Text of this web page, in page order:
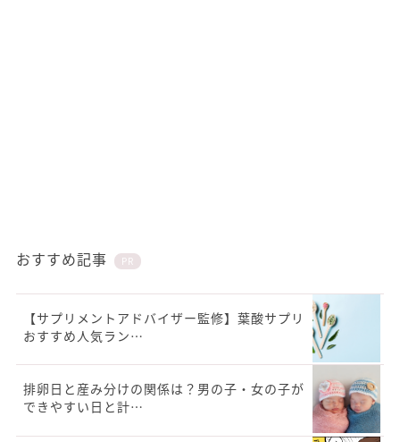
おすすめ記事 PR
【サプリメントアドバイザー監修】葉酸サプリ
おすすめ人気ラン…
排卵日と産み分けの関係は？男の子・女の子が
できやすい日と計…